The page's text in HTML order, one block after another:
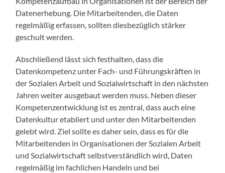
Datenerhebung. Die Mitarbeitenden, die Daten
regelmäßig erfassen, sollten diesbezüglich stärker
geschult werden.
Abschließend lässt sich festhalten, dass die
Datenkompetenz unter Fach- und Führungskräften in
der Sozialen Arbeit und Sozialwirtschaft in den nächsten
Jahren weiter ausgebaut werden muss. Neben dieser
Kompetenzentwicklung ist es zentral, dass auch eine
Datenkultur etabliert und unter den Mitarbeitenden
gelebt wird. Ziel sollte es daher sein, dass es für die
Mitarbeitenden in Organisationen der Sozialen Arbeit
und Sozialwirtschaft selbstverständlich wird, Daten
regelmäßig im fachlichen Handeln und bei